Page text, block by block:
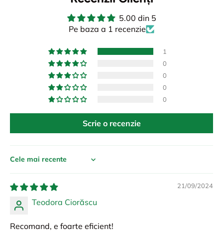
5.00 din 5
Pe baza a 1 recenzie
1
0
0
0
0
Scrie o recenzie
Sort by
21/09/2024
Teodora Ciorăscu
Recomand, e foarte eficient!